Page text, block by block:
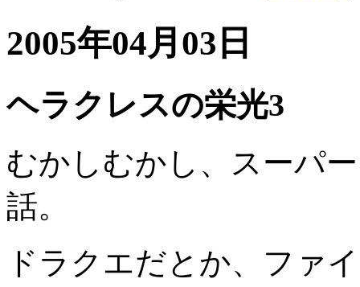
2005年04月03日
ヘラクレスの栄光3
むかしむかし、スーパ
話。
ドラクエだとか、ファ